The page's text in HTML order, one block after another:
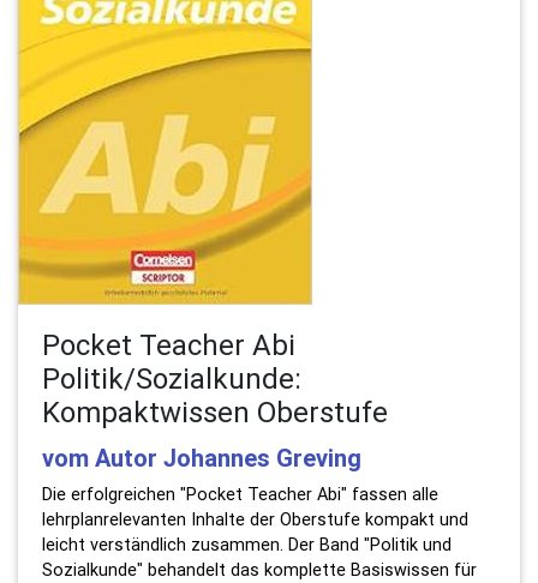
Pocket Teacher Abi
Politik/Sozialkunde:
Kompaktwissen Oberstufe
vom Autor Johannes Greving
Die erfolgreichen "Pocket Teacher Abi" fassen alle
lehrplanrelevanten Inhalte der Oberstufe kompakt und
leicht verständlich zusammen. Der Band "Politik und
Sozialkunde" behandelt das komplette Basiswissen für